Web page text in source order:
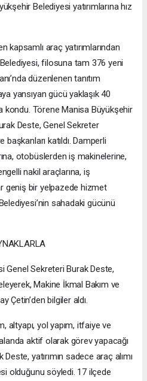
Belediyesi yatırımlarına hız
kapsamlı araç yatırımlarından
filosuna tam 376 yeni
düzenlenen tanıtım
yansıyan gücü yaklaşık 40
kondu. Törene Manisa Büyükşehir
Deste, Genel Sekreter
başkanları katıldı. Damperli
otobüslerden iş makinelerine,
nakil araçlarına, iş
geniş bir yelpazede hizmet
sahadaki gücünü
Genel Sekreteri Burak Deste,
Makine İkmal Bakım ve
Çetin’den bilgiler aldı.
altyapı, yol yapım, itfaiye ve
aktif olarak görev yapacağı
yatırımın sadece araç alımı
olduğunu söyledi. 17 ilçede